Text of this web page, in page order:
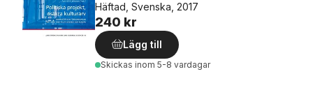
Häftad, Svenska, 2017
240 kr
Lägg till
Skickas inom 5-8 vardagar